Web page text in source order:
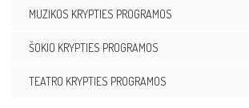
MUZIKOS KRYPTIES PROGRAMOS
ŠOKIO KRYPTIES PROGRAMOS
TEATRO KRYPTIES PROGRAMOS